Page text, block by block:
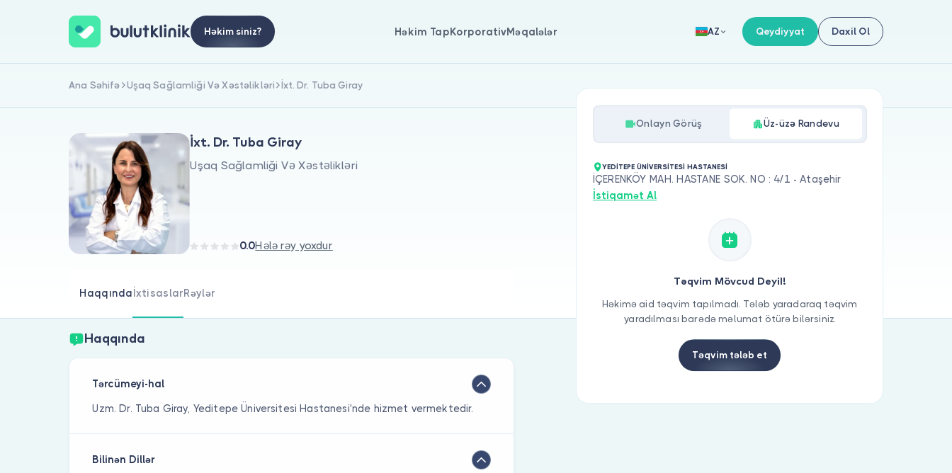
Həkim siniz? Həkim TapKorporativMəqalələr AZ Qeydiyyat Daxil Ol
Ana Səhifə Uşaq Sağlamliği Və Xəstəlikləri İxt. Dr. Tuba Giray
İxt. Dr. Tuba Giray
Uşaq Sağlamliği Və Xəstəlikləri
0.0Hələ rəy yoxdur
Haqqında İxtisaslarRəylər
Haqqında
Tərcümeyi-hal
Uzm. Dr. Tuba Giray, Yeditepe Üniversitesi Hastanesi'nde hizmet vermektedir.
Bilinən Dillər
Onlayn Görüş Üz-üzə Randevu
YEDİTEPE ÜNİVERSİTESİ HASTANESİ
İÇERENKÖY MAH. HASTANE SOK. NO : 4/1 - Ataşehir
İstiqamət Al
Təqvim Mövcud Deyil!
Həkimə aid təqvim tapılmadı. Tələb yaradaraq təqvim
yaradılması barədə məlumat ötürə bilərsiniz.
Təqvim tələb et